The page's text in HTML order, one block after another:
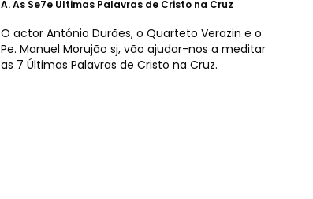
A.As Se7e Últimas Palavras de Cristo na Cruz
O actor António Durães, o Quarteto Verazin e o
Pe. Manuel Morujão sj, vão ajudar-nos a meditar
as 7 Últimas Palavras de Cristo na Cruz.